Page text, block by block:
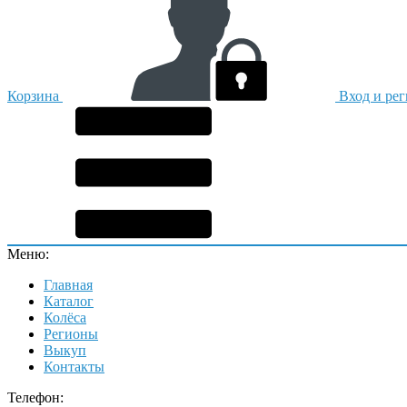
Корзина Вход и
Меню:
Главная
Каталог
Колёса
Регионы
Выкуп
Контакты
Телефон: